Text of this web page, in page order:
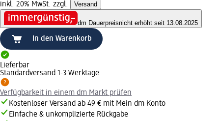
inkl. 20% MwSt. zzgl. Versand
dm Dauerpreisnicht erhöht seit 13.08.2025
In den Warenkorb
Lieferbar
Standardversand 1-3 Werktage
Verfügbarkeit in einem dm Markt prüfen
Kostenloser Versand ab 49 € mit Mein dm Konto
Einfache & unkomplizierte Rückgabe